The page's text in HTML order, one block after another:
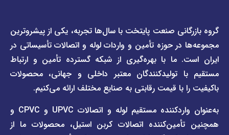
صنعت پایتخت با سال‌ها تجربه، یکی از پیشروترین
حوزه تأمین و واردات لوله و اتصالات تأسیساتی در
ما با بهره‌گیری از شبکه گسترده تأمین و ارتباط
تولیدکنندگان معتبر داخلی و جهانی، محصولات
با قیمت رقابتی به صنایع مختلف ارائه می‌کنیم.
به‌عنوان واردکننده مستقیم لوله و اتصالات UPVC و CPVC و
اتصالات کربن استیل، محصولات ما از
دسترسی
سریع
صفحه
لیست
قیمت
صفحه
برند
پیمتاش
دسترسی
سریع
درباره
ما
قوانین
و